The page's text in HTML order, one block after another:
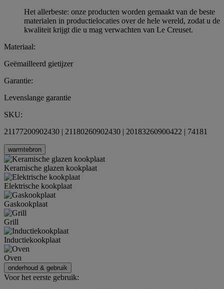
Het allerbeste: onze producten worden gemaakt van de beste
materialen in productielocaties over de hele wereld, zodat u de
kwaliteit krijgt die u mag verwachten van Le Creuset.
Materiaal:
Geëmailleerd gietijzer
Garantie:
Levenslange garantie
SKU:
21177200902430 | 21180260902430 | 20183260900422 | 74181
warmtebron
Keramische glazen kookplaat
Elektrische kookplaat
Gaskookplaat
Grill
Inductiekookplaat
Oven
onderhoud & gebruik
Voor het eerste gebruik: